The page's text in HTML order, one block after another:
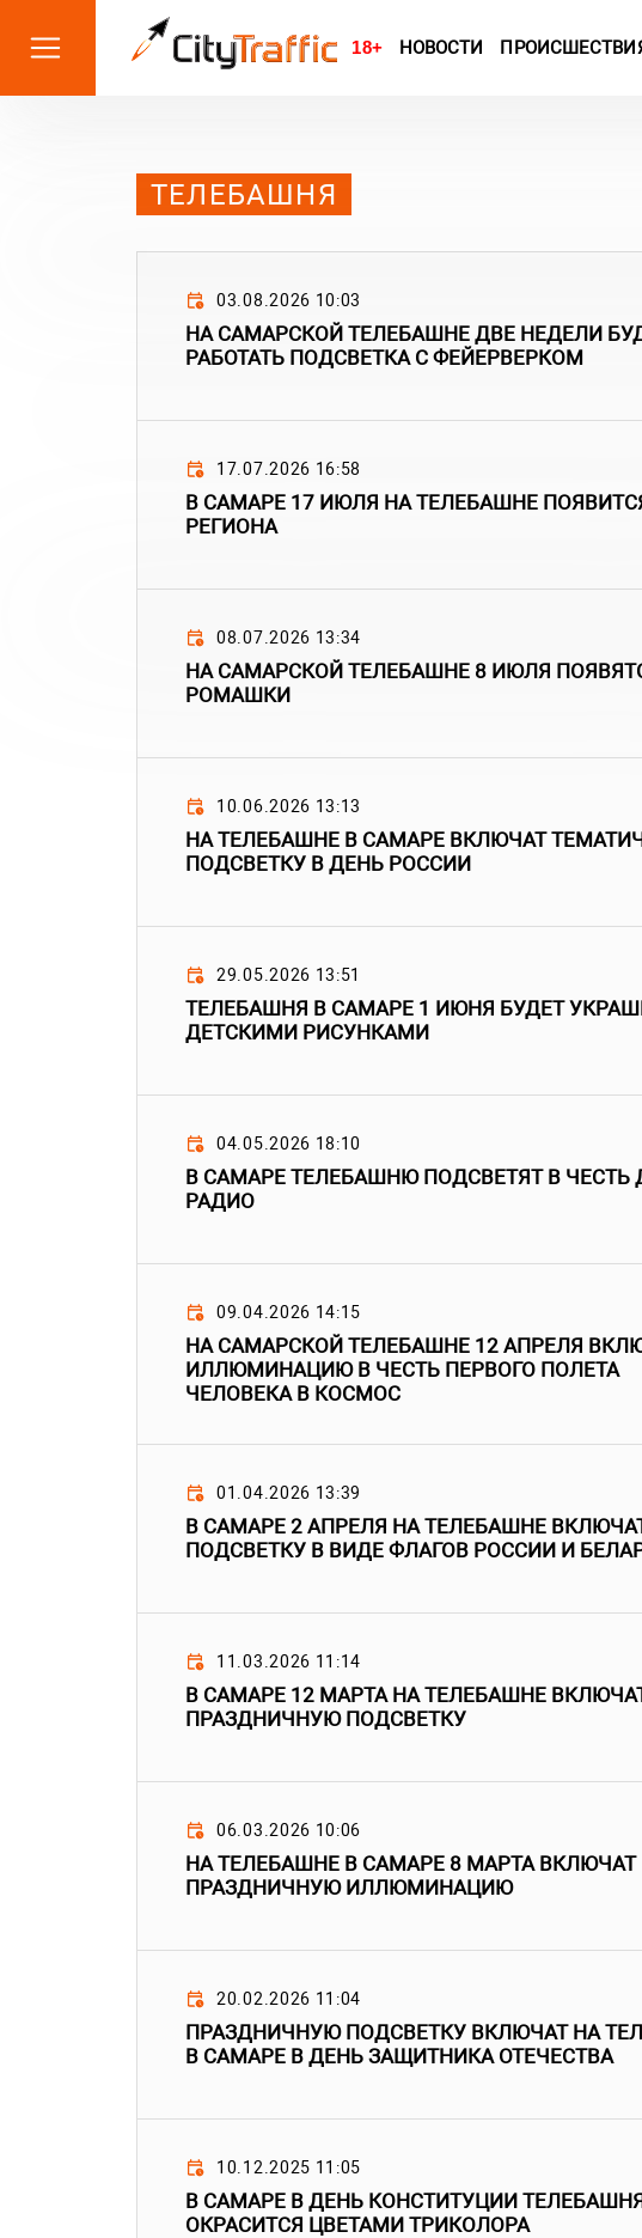
18+ НОВОСТИ
ТЕЛЕБАШНЯ
03.08.2026 10:03
НА САМАРСКОЙ ТЕЛЕБАШНЕ ДВЕ НЕДЕЛИ
РАБОТАТЬ ПОДСВЕТКА С ФЕЙЕРВЕРКОМ
17.07.2026 16:58
В САМАРЕ 17 ИЮЛЯ НА ТЕЛЕБАШНЕ
РЕГИОНА
08.07.2026 13:34
НА САМАРСКОЙ ТЕЛЕБАШНЕ 8 ИЮЛЯ
РОМАШКИ
10.06.2026 13:13
НА ТЕЛЕБАШНЕ В САМАРЕ ВКЛЮЧАТ
ПОДСВЕТКУ В ДЕНЬ РОССИИ
29.05.2026 13:51
ТЕЛЕБАШНЯ В САМАРЕ 1 ИЮНЯ БУДЕТ
ДЕТСКИМИ РИСУНКАМИ
04.05.2026 18:10
В САМАРЕ ТЕЛЕБАШНЮ ПОДСВЕТЯТ В ЧЕСТЬ
РАДИО
09.04.2026 14:15
НА САМАРСКОЙ ТЕЛЕБАШНЕ 12 АПРЕЛЯ
ИЛЛЮМИНАЦИЮ В ЧЕСТЬ ПЕРВОГО ПОЛЕТА
ЧЕЛОВЕКА В КОСМОС
01.04.2026 13:39
В САМАРЕ 2 АПРЕЛЯ НА ТЕЛЕБАШНЕ
ПОДСВЕТКУ В ВИДЕ ФЛАГОВ РОССИИ И
11.03.2026 11:14
В САМАРЕ 12 МАРТА НА ТЕЛЕБАШНЕ
ПРАЗДНИЧНУЮ ПОДСВЕТКУ
06.03.2026 10:06
НА ТЕЛЕБАШНЕ В САМАРЕ 8 МАРТА ВКЛЮЧАТ
ПРАЗДНИЧНУЮ ИЛЛЮМИНАЦИЮ
20.02.2026 11:04
ПРАЗДНИЧНУЮ ПОДСВЕТКУ ВКЛЮЧАТ НА
В САМАРЕ В ДЕНЬ ЗАЩИТНИКА ОТЕЧЕСТВА
10.12.2025 11:05
В САМАРЕ В ДЕНЬ КОНСТИТУЦИИ
ОКРАСИТСЯ ЦВЕТАМИ ТРИКОЛОРА